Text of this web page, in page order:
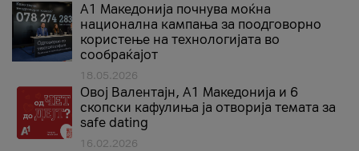
A1 Македонија почнува моќна
национална кампања за поодговорно
користење на технологијата во
сообраќајот
18.05.2026
Овој Валентајн, A1 Македонија и 6
скопски кафулиња ја отворија темата за
safe dating
16.02.2026